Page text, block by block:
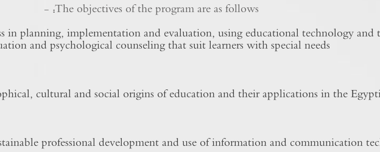
in planning, implementation and evaluation, using educational technology and
and psychological counseling that suit learners with special needs.
cultural and social origins of education and their applications in the
professional development and use of information and communication